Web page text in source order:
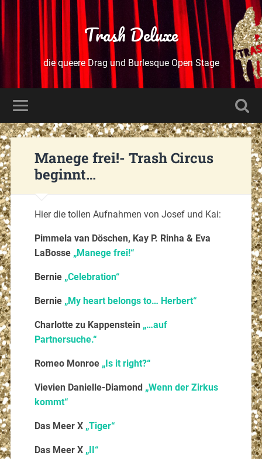
Trash Deluxe
die queere Drag und Burlesque Open Stage
Manege frei!- Trash Circus
beginnt…
Hier die tollen Aufnahmen von Josef und Kai:
Pimmela van Döschen, Kay P. Rinha & Eva
LaBosse „Manege frei!“
Bernie „Celebration“
Bernie „My heart belongs to… Herbert“
Charlotte zu Kappenstein „…auf
Partnersuche.“
Romeo Monroe „Is it right?“
Vievien Danielle-Diamond „Wenn der Zirkus
kommt“
Das Meer X „Tiger“
Das Meer X „II“